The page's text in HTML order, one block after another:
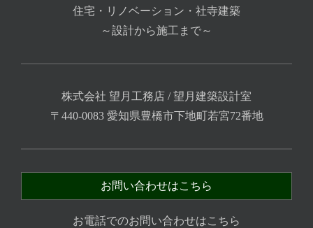
住宅・リノベーション・社寺建築
～設計から施工まで～
株式会社 望月工務店 / 望月建築設計室
〒440-0083 愛知県豊橋市下地町若宮72番地
お問い合わせはこちら
お電話でのお問い合わせはこちら